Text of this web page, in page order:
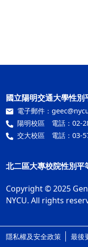
國立陽明交通大學性別
電子郵件：
陽明校區 電話：02-
交大校區 電話：03-
北二區大專校院性別平
Copyright © 2025
NYCU. All rights
隱私權及安全政策 最後